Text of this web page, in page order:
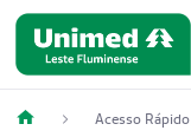
Acesso Rápido